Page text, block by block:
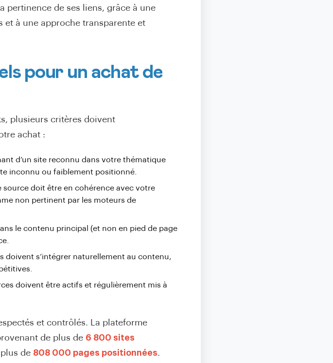
pertinence de ses liens, grâce à une
et à une approche transparente et
pour un achat de
plusieurs critères doivent
achat :
d’un site reconnu dans votre thématique
inconnu ou faiblement positionné.
source doit être en cohérence avec votre
non pertinent par les moteurs de
le contenu principal (et non en pied de page
doivent s’intégrer naturellement au contenu,
doivent être actifs et régulièrement mis à
et contrôlés. La plateforme
de plus de 6 800 sites
de 808 000 pages positionnées.